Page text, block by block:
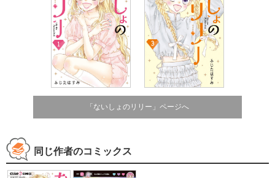
「ないしょのリリー」ページへ
同じ作者のコミックス